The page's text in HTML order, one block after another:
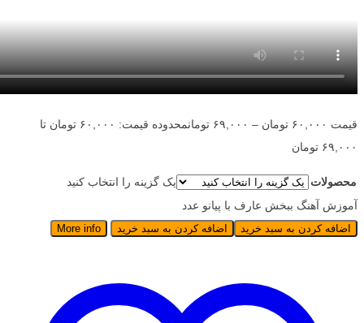
قیمت ۶۰,۰۰۰ تومان – ۶۹,۰۰۰ تومان
محدوده قیمت: ۶۰,۰۰۰ تومان تا
۶۹,۰۰۰ تومان
محصولات
یک گزینه را انتخاب کنید
آموزش آهنگ ببخش عارف با پیانو عدد
اضافه کردن به سبد خرید اضافه کردن به سبد خرید More info